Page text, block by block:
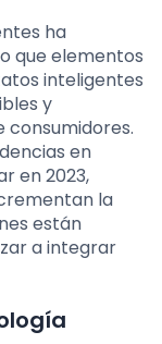
ha
que elementos
inteligentes
y
consumidores.
en
en 2023,
la
están
a integrar